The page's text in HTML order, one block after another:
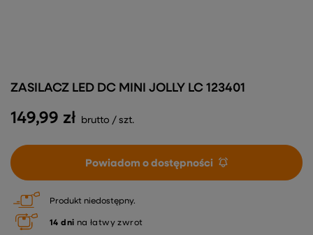
149,99 zł brutto / szt.
Powiadom o dostępności
ZASILACZ LED DC MINI JOLLY LC 123401
Produkt niedostępny
14 dni na łatwy zwrot